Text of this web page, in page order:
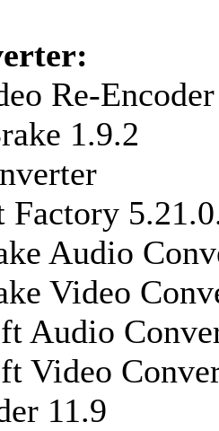
Re-
1.9.2
Factory
Audio
Video
Audio
Video
11.9